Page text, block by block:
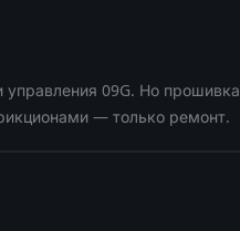
09G. Но
— только ремонт.